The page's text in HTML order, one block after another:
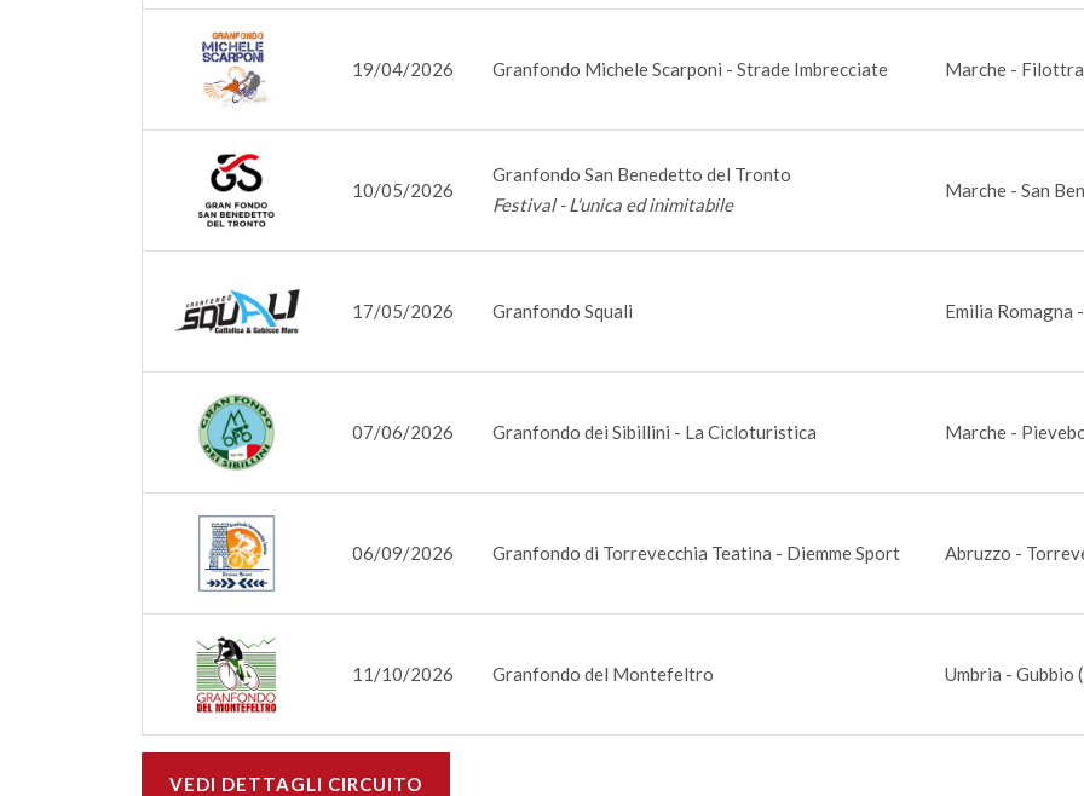
19/04/2026 Granfondo Michele Scarponi - Strade Imbrecciate Marche -
10/05/2026
Granfondo San Benedetto del Tronto
Festival - L'unica ed inimitabile
Marche - San
17/05/2026 Granfondo Squali Emilia Romagna
07/06/2026 Granfondo dei Sibillini - La Cicloturistica Marche -
06/09/2026 Granfondo di Torrevecchia Teatina - Diemme Sport Abruzzo -
11/10/2026 Granfondo del Montefeltro Umbria - Gubbio
VEDI DETTAGLI CIRCUITO